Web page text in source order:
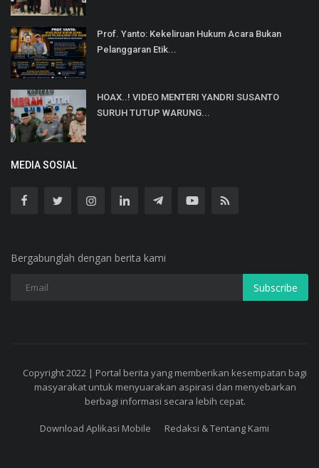
Prof. Yanto: Kekeliruan Hukum Acara Bukan
Pelanggaran Etik...
HOAX..! VIDEO MENTERI YANDRI SUSANTO
SURUH TUTUP WARUNG...
MEDIA SOSIAL
Bergabunglah dengan berita kami
Subscribe
Copyright 2022 | Portal berita yang memberikan kesempatan bagi
masyarakat untuk menyuarakan aspirasi dan menyebarkan
berbagi informasi secara lebih cepat.
Download Aplikasi Mobile Redaksi & Tentang Kami